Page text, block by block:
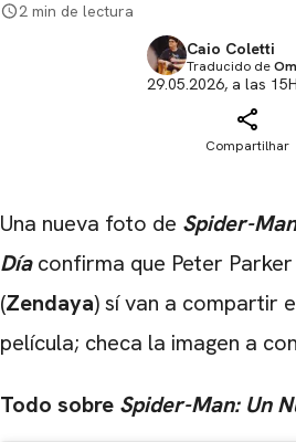
2 min de lectura
Caio Coletti
Traducido de
29.05.2026, a las
Compartilhar
Una nueva foto de Spider-
Díaconfirma que Peter Parker
(Zendaya) sí van a compartir
película; checa la imagen a
Todo sobre Spider-Man: Un